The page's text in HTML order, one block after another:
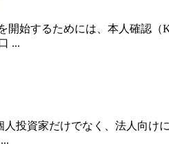
開始するためには、本人確認
...
投資家だけでなく、法人向け